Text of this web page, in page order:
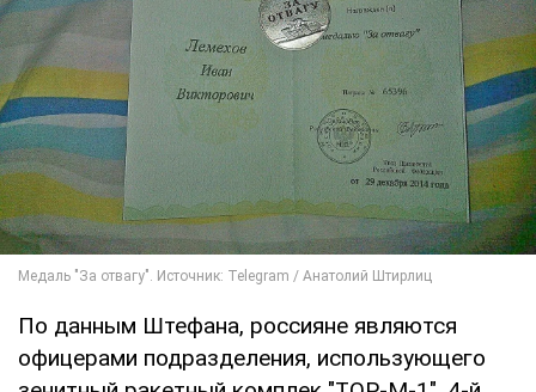
По данным Штефана, россияне являются
офицерами подразделения, использующего